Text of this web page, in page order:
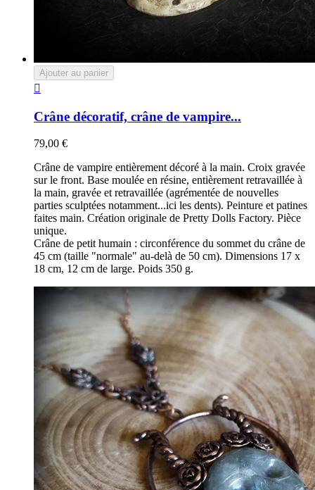
Ajouter au panier

Crâne décoratif, crâne de vampire...
79,00 €
Crâne de vampire entièrement décoré à la main. Croix gravée
sur le front. Base moulée en résine, entièrement retravaillée à
la main, gravée et retravaillée (agrémentée de nouvelles
parties sculptées notamment...ici les dents). Peinture et patines
faites main. Création originale de Pretty Dolls Factory. Pièce
unique.
Crâne de petit humain : circonférence du sommet du crâne de
45 cm (taille "normale" au-delà de 50 cm). Dimensions 17 x
18 cm, 12 cm de large. Poids 350 g.